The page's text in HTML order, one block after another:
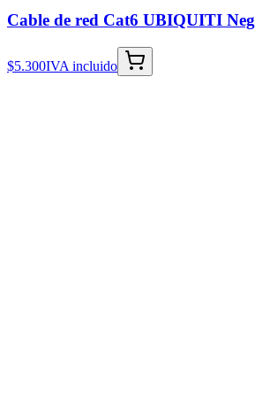
Cable de red Cat6 UBIQUITI
$5.300IVA incluido